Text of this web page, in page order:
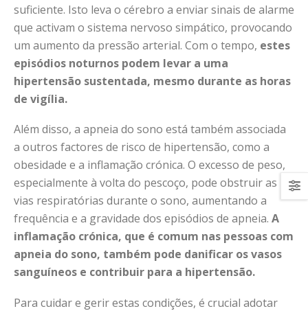
suficiente. Isto leva o cérebro a enviar sinais de alarme
que activam o sistema nervoso simpático, provocando
um aumento da pressão arterial. Com o tempo, estes
episódios noturnos podem levar a uma
hipertensão sustentada, mesmo durante as horas
de vigília.
Além disso, a apneia do sono está também associada
a outros factores de risco de hipertensão, como a
obesidade e a inflamação crónica. O excesso de peso,
especialmente à volta do pescoço, pode obstruir as
vias respiratórias durante o sono, aumentando a
frequência e a gravidade dos episódios de apneia. A
inflamação crónica, que é comum nas pessoas com
apneia do sono, também pode danificar os vasos
sanguíneos e contribuir para a hipertensão.
Para cuidar e gerir estas condições, é crucial adotar